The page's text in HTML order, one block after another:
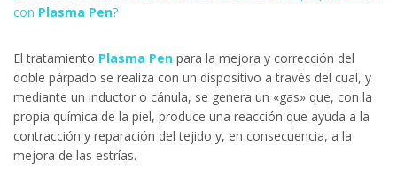
con Plasma Pen?
El tratamiento Plasma Pen para la mejora y corrección del
doble párpado se realiza con un dispositivo a través del cual, y
mediante un inductor o cánula, se genera un «gas» que, con la
propia química de la piel, produce una reacción que ayuda a la
contracción y reparación del tejido y, en consecuencia, a la
mejora de las estrías.